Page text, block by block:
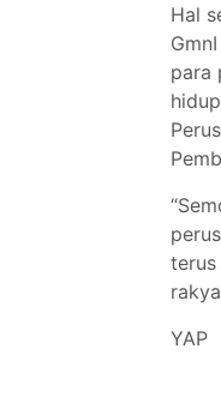
Hal
para
terus
YAP